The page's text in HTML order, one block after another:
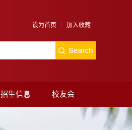
设为首页 加入收藏
招生信息 校友会